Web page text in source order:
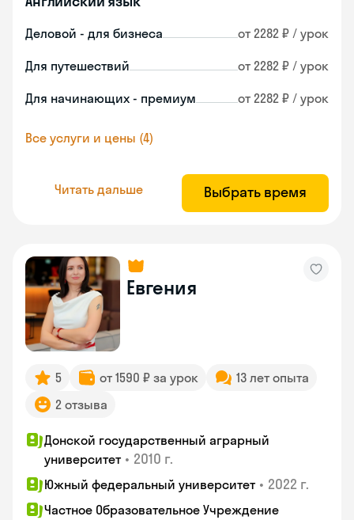
Деловой - для бизнеса от 2282 ₽ / урок
Для путешествий от 2282 ₽ / урок
Для начинающих - премиум от 2282 ₽ / урок
Все услуги и цены (4)
Читать дальше Выбрать время
Евгения
5 от 1590 ₽ за урок
13 лет опыта
2 отзыва
Донской государственный аграрный
университет • 2010 г.
Южный федеральный университет • 2022 г.
Частное Образовательное Учреждение